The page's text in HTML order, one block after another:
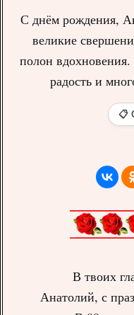
С днём рождения,
великие
полон
радость и
📋
В твоих
Анатолий, с